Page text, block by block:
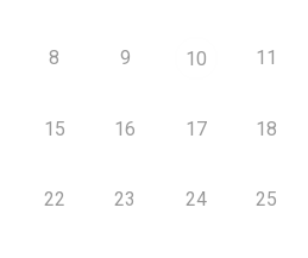
8 9 10 11
15 16 17 18
22 23 24 25